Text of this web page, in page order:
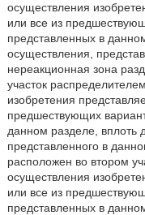
осуществления
или все из
представленных в
осуществления,
нереакционная зона
участок
изобретения
предшествующих
данном разделе, вплоть
представленного в
расположен во втором
осуществления
или все из
представленных в